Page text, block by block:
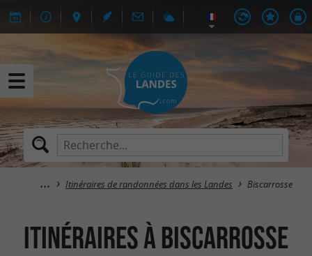
Itinéraires de randonnées dans les Landes Biscarrosse
itinéraires à Biscarrosse